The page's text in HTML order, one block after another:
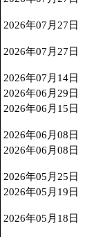
2026年07月27日
2026年07月27日
2026年07月14日
2026年06月29日
2026年06月15日
2026年06月08日
2026年06月08日
2026年05月25日
2026年05月19日
2026年05月18日